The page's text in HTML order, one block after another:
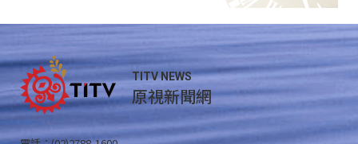
TITV NEWS
原視新聞網